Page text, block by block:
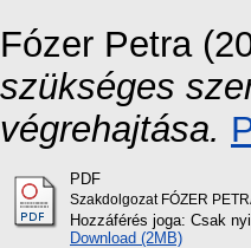
Fózer Petra
szükséges
végrehajtása.
PDF
Szakdolgozat FÓZER
Hozzáférés joga: Csak
Download (2MB)